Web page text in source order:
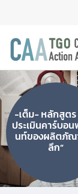
-เต็ม- หลัก
ประเมินค
นท์ของผลิ
ลึก